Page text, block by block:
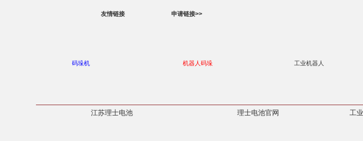
友情链接 申请链接>>
码垛机 机器人码垛 工业机器人
江苏理士电池 理士电池官网 工